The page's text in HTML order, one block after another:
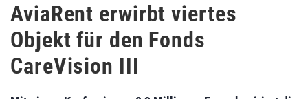
AviaRent erwirbt viertes
Objekt für den Fonds
CareVision III